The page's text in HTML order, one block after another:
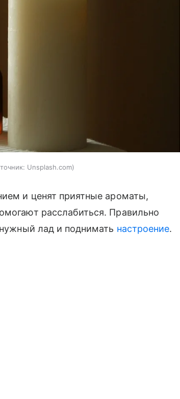
Unsplash.com
и ценят приятные ароматы,
расслабиться. Правильно
лад и поднимать настроение.